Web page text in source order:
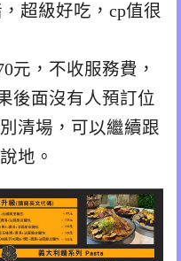
超級好吃，cp值很
元，不收服務費，
後面沒有人預訂位
清場，可以繼續跟
地。